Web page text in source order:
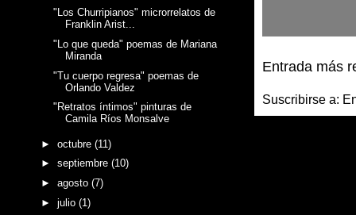
Entrada más
Suscribirse a:
"Los Churripianos" microrrelatos de
Franklin Arist...
"Lo que queda" poemas de Mariana
Miranda
"Tu cuerpo regresa" poemas de
Orlando Valdez
"Retratos íntimos" pinturas de
Camila Ríos Monsalve
► octubre (11)
► septiembre (10)
► agosto (7)
► julio (1)